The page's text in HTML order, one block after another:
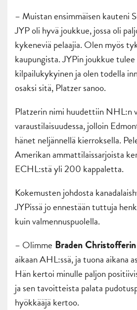
– Muistan ensimmäisen kauteni
JYP oli hyvä joukkue, jossa oli
kykeneviä pelaajia. Olen myös
kaupungista. JYPin joukkue
kilpailukykyinen ja olen todella
osaksi sitä, Platzer sanoo.
Platzerin nimi huudettiin NHL:n
varaustilaisuudessa, jolloin
hänet neljännellä kierroksella.
Amerikan ammattilaissarjoista
ECHL:stä yli 200 kappaletta.
Kokemusten johdosta
JYPissä jo ennestään tuttuja
kuin valmennuspuolella.
– Olimme Braden Christofferin
aikaan AHL:ssä, ja tuona aikana
Hän kertoi minulle paljon
ja sen tavoitteista palata
hyökkääjä kertoo.